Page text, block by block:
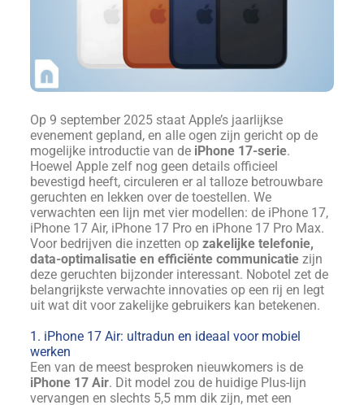
Op 9 september 2025 staat Apple’s jaarlijkse
evenement gepland, en alle ogen zijn gericht op de
mogelijke introductie van de iPhone 17-serie.
Hoewel Apple zelf nog geen details officieel
bevestigd heeft, circuleren er al talloze betrouwbare
geruchten en lekken over de toestellen. We
verwachten een lijn met vier modellen: de iPhone 17,
iPhone 17 Air, iPhone 17 Pro en iPhone 17 Pro Max.
Voor bedrijven die inzetten op zakelijke telefonie,
data-optimalisatie en efficiënte communicatiezijn
deze geruchten bijzonder interessant. Nobotel zet de
belangrijkste verwachte innovaties op een rij en legt
uit wat dit voor zakelijke gebruikers kan betekenen.
1. iPhone 17 Air: ultradun en ideaal voor mobiel
werken
Een van de meest besproken nieuwkomers is de
iPhone 17 Air. Dit model zou de huidige Plus-lijn
vervangen en slechts 5,5 mm dik zijn, met een